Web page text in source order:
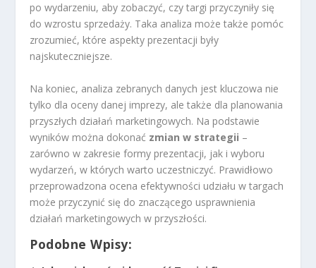
po wydarzeniu, aby zobaczyć, czy targi przyczyniły się
do wzrostu sprzedaży. Taka analiza może także pomóc
zrozumieć, które aspekty prezentacji były
najskuteczniejsze.
Na koniec, analiza zebranych danych jest kluczowa nie
tylko dla oceny danej imprezy, ale także dla planowania
przyszłych działań marketingowych. Na podstawie
wyników można dokonać zmian w strategii –
zarówno w zakresie formy prezentacji, jak i wyboru
wydarzeń, w których warto uczestniczyć. Prawidłowo
przeprowadzona ocena efektywności udziału w targach
może przyczynić się do znaczącego usprawnienia
działań marketingowych w przyszłości.
Podobne Wpisy: